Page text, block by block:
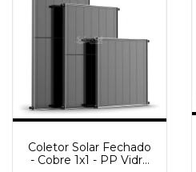
Coletor Solar Fechado
- Cobre 1x1 - PP Vidro